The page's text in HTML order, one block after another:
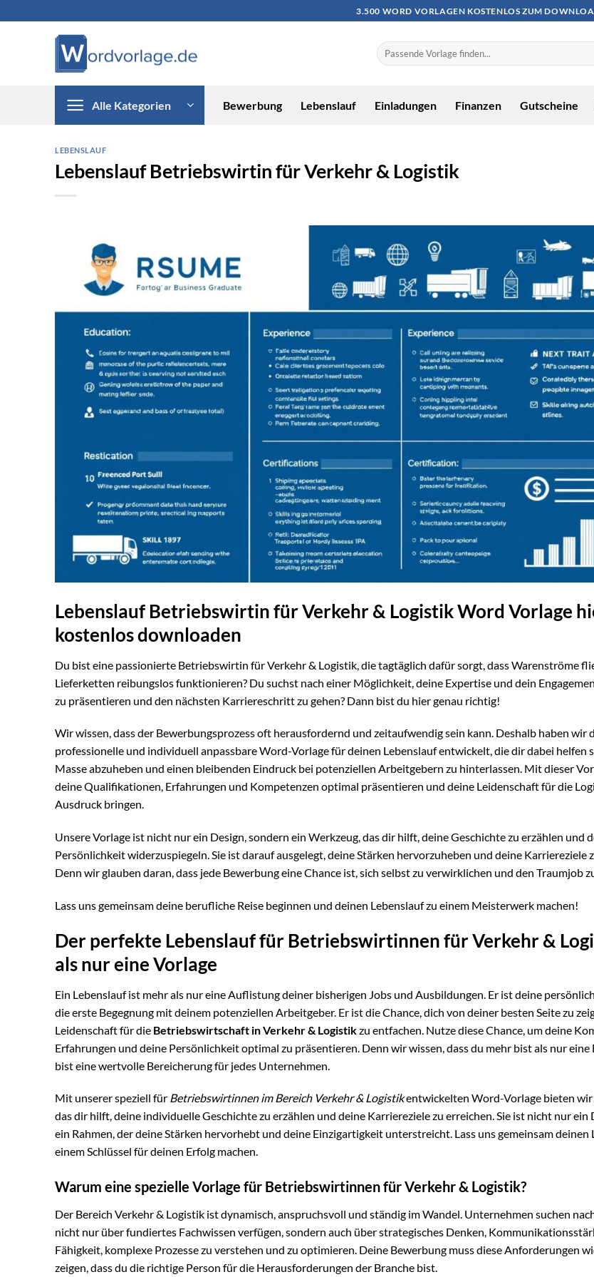
3.500 WORD VORLAGEN KOSTENLOS ZUM
Alle Kategorien Bewerbung Lebenslauf Einladungen Finanzen Gutscheine
LEBENSLAUF
Lebenslauf Betriebswirtin für Verkehr & Logistik
Lebenslauf Betriebswirtin für Verkehr & Logistik Word Vorlage
kostenlos downloaden
Du bist eine passionierte Betriebswirtin für Verkehr & Logistik, die tagtäglich dafür sorgt, dass Warenströme
Lieferketten reibungslos funktionieren? Du suchst nach einer Möglichkeit, deine Expertise und dein
zu präsentieren und den nächsten Karriereschritt zu gehen? Dann bist du hier genau richtig!
Wir wissen, dass der Bewerbungsprozess oft herausfordernd und zeitaufwendig sein kann. Deshalb haben wir
professionelle und individuell anpassbare Word-Vorlage für deinen Lebenslauf entwickelt, die dir dabei helfen
Masse abzuheben und einen bleibenden Eindruck bei potenziellen Arbeitgebern zu hinterlassen. Mit dieser
deine Qualifikationen, Erfahrungen und Kompetenzen optimal präsentieren und deine Leidenschaft für die
Ausdruck bringen.
Unsere Vorlage ist nicht nur ein Design, sondern ein Werkzeug, das dir hilft, deine Geschichte zu erzählen und
Persönlichkeit widerzuspiegeln. Sie ist darauf ausgelegt, deine Stärken hervorzuheben und deine Karriereziele
Denn wir glauben daran, dass jede Bewerbung eine Chance ist, sich selbst zu verwirklichen und den Traumjob
Lass uns gemeinsam deine berufliche Reise beginnen und deinen Lebenslauf zu einem Meisterwerk machen!
Der perfekte Lebenslauf für Betriebswirtinnen für Verkehr &
als nur eine Vorlage
Ein Lebenslauf ist mehr als nur eine Auflistung deiner bisherigen Jobs und Ausbildungen. Er ist deine
die erste Begegnung mit deinem potenziellen Arbeitgeber. Er ist die Chance, dich von deiner besten Seite zu
Leidenschaft für die Betriebswirtschaft in Verkehr & Logistikzu entfachen. Nutze diese Chance, um deine
Erfahrungen und deine Persönlichkeit optimal zu präsentieren. Denn wir wissen, dass du mehr bist als nur eine
bist eine wertvolle Bereicherung für jedes Unternehmen.
Mit unserer speziell für Betriebswirtinnen im Bereich Verkehr & Logistikentwickelten Word-Vorlage bieten wir
das dir hilft, deine individuelle Geschichte zu erzählen und deine Karriereziele zu erreichen. Sie ist nicht nur ein
ein Rahmen, der deine Stärken hervorhebt und deine Einzigartigkeit unterstreicht. Lass uns gemeinsam deinen
einem Schlüssel für deinen Erfolg machen.
Warum eine spezielle Vorlage für Betriebswirtinnen für Verkehr & Logistik?
Der Bereich Verkehr & Logistik ist dynamisch, anspruchsvoll und ständig im Wandel. Unternehmen suchen
nicht nur über fundiertes Fachwissen verfügen, sondern auch über strategisches Denken,
Fähigkeit, komplexe Prozesse zu verstehen und zu optimieren. Deine Bewerbung muss diese Anforderungen
zeigen, dass du die richtige Person für die Herausforderungen der Branche bist.